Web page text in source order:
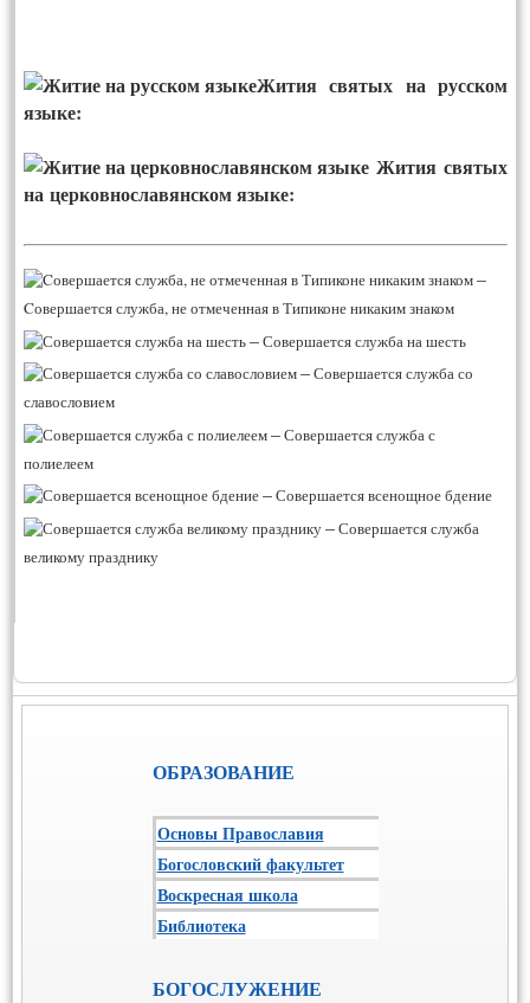
Жития святых на русском
языке:
Жития святых
на церковнославянском языке:
–
Cовершается служба, не отмеченная в Типиконе никаким знаком
–Совершается служба на шесть
–Совершается служба со
славословием
–Совершается служба с
полиелеем
–Совершается всенощное бдение
–Совершается служба
великому празднику
ОБРАЗОВАНИЕ
Основы Православия
Богословский факультет
Воскресная школа
Библиотека
БОГОСЛУЖЕНИЕ